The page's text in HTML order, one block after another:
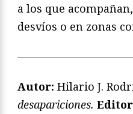
a los que
desvíos o en zonas
Autor: Hilario J.
desapariciones.